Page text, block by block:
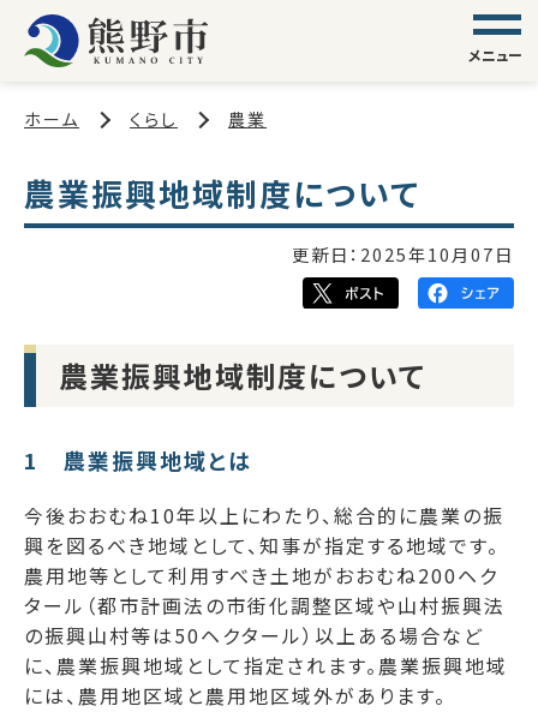
メニュー
ホーム くらし 農業
農業振興地域制度について
更新日： 2025年10月07日
農業振興地域制度について
1 農業振興地域とは
今後おおむね10年以上にわたり、総合的に農業の振
興を図るべき地域として、知事が指定する地域です。
農用地等として利用すべき土地がおおむね200ヘク
タール（都市計画法の市街化調整区域や山村振興法
の振興山村等は50ヘクタール）以上ある場合など
に、農業振興地域として指定されます。農業振興地域
には、農用地区域と農用地区域外があります。